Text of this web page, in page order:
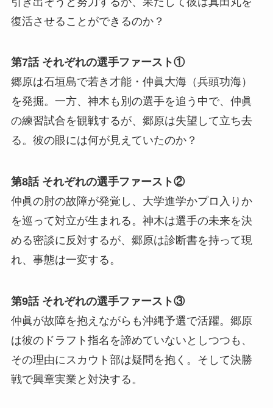
復活させることができるのか？
第7話 それぞれの選手ファースト①
郷原は石垣島で若き才能・仲眞大海（兵頭功海）
を発掘。一方、神木も別の選手を追う中で、仲眞
の練習試合を観戦するが、郷原は失望して立ち去
る。彼の眼には何が見えていたのか？
第8話 それぞれの選手ファースト②
仲眞の肘の故障が発覚し、大学進学かプロ入りか
を巡って対立が生まれる。神木は選手の未来を決
める密談に反対するが、郷原は診断書を持って現
れ、事態は一変する。
第9話 それぞれの選手ファースト③
仲眞が故障を抱えながらも沖縄予選で活躍。郷原
は彼のドラフト指名を諦めていないとしつつも、
その理由にスカウト部は疑問を抱く。そして決勝
戦で興章実業と対決する。